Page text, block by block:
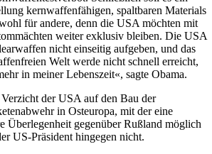
kernwaffenfähigen, spaltbaren Materials
für andere, denn die USA möchten mit
weiter exklusiv bleiben. Die USA
nicht einseitig aufgeben, und das
Welt werde nicht schnell erreicht,
in meiner Lebenszeit«, sagte Obama.
der USA auf den Bau der
in Osteuropa, mit der eine
Überlegenheit gegenüber Rußland möglich
US-Präsident hingegen nicht.